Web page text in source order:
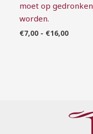
moet op gedronken
worden.
€7,00 - €16,00